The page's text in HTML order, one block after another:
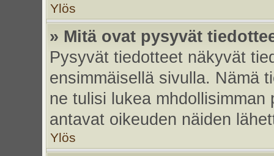
Ylös
» Mitä ovat pysyvät
Pysyvät tiedotteet näkyvät
ensimmäisellä sivulla. Nämä
ne tulisi lukea
antavat oikeuden näiden
Ylös